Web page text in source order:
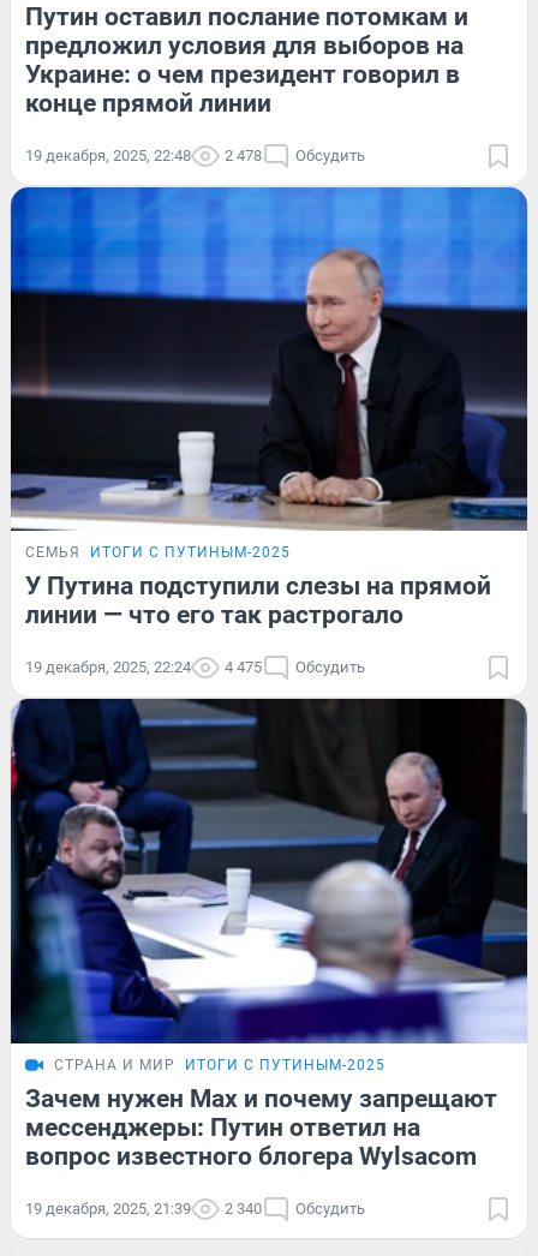
Путин оставил послание потомкам и
предложил условия для выборов на
Украине: о чем президент говорил в
конце прямой линии
19 декабря, 2025, 22:48 2 478 Обсудить
СЕМЬЯ ИТОГИ С ПУТИНЫМ-2025
У Путина подступили слезы на прямой
линии — что его так растрогало
19 декабря, 2025, 22:24 4 475 Обсудить
СТРАНА И МИР ИТОГИ С ПУТИНЫМ-2025
Зачем нужен Max и почему запрещают
мессенджеры: Путин ответил на
вопрос известного блогера Wylsacom
19 декабря, 2025, 21:39 2 340 Обсудить